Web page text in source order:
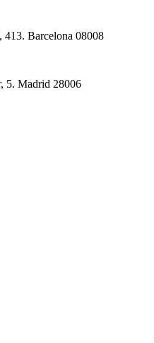
413. Barcelona 08008
5. Madrid 28006